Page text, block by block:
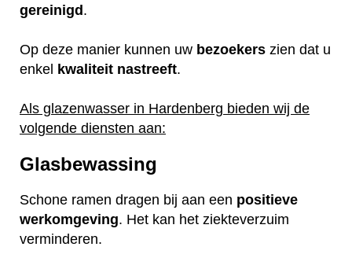
gereinigd .
Op deze manier kunnen uw bezoekers zien dat u
enkel kwaliteit nastreeft.
Als glazenwasser in Hardenberg bieden wij de
volgende diensten aan:
Glasbewassing
Schone ramen dragen bij aan een positieve
werkomgeving. Het kan het ziekteverzuim
verminderen.